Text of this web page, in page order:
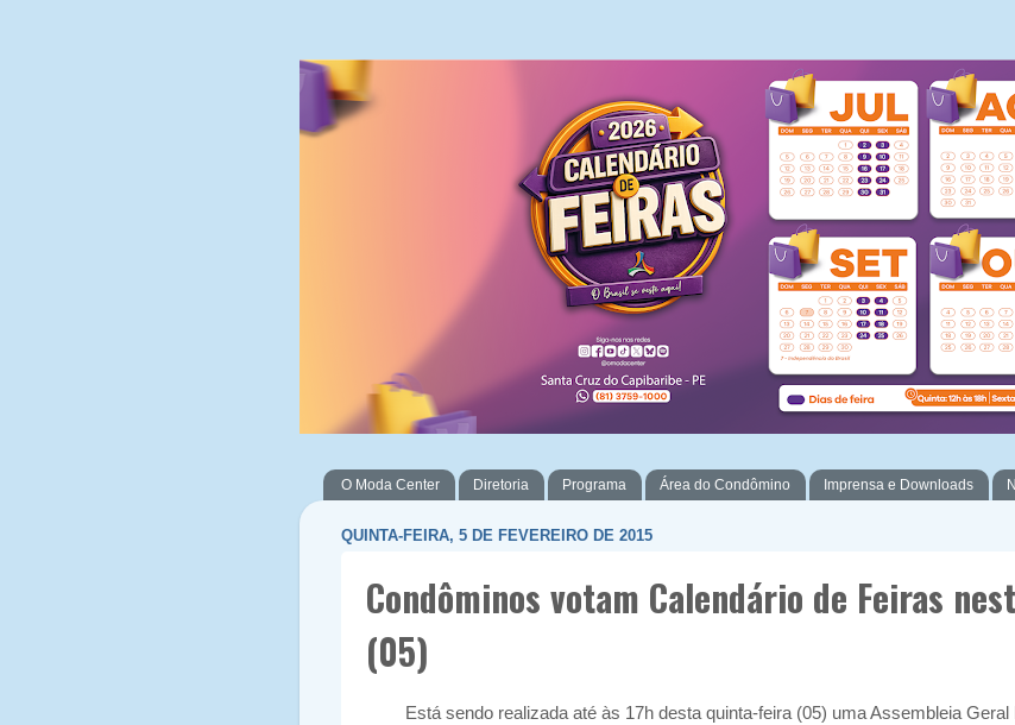
O Moda Center Diretoria Programa Área do Condômino Imprensa e Downloads
QUINTA-FEIRA, 5 DE FEVEREIRO DE 2015
Condôminos votam Calendário de Feiras
(05)
Está sendo realizada até às 17h desta quinta-feira (05) uma Assembleia